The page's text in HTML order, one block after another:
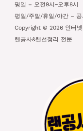
평일 – 오전9시~오후8시
평일/주말/휴일/야간 – 공
Copyright © 2026 인터넷
랜공사&랜선정리 전문